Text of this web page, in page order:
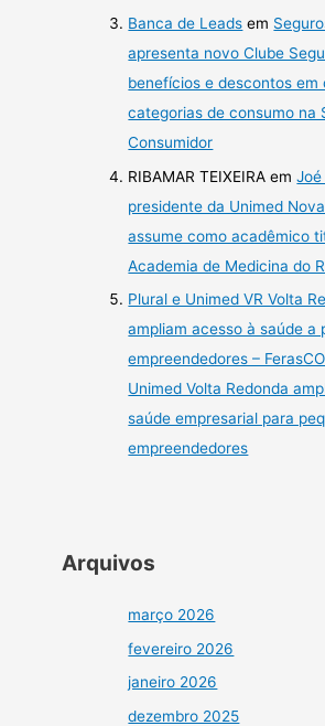
Banca de Leads em
apresenta novo Clube
benefícios e descontos em
categorias de consumo na
Consumidor
RIBAMAR TEIXEIRA emJoé
presidente da Unimed
assume como acadêmico
Academia de Medicina do
Plural e Unimed VR Volta
ampliam acesso à saúde a
empreendedores –
Unimed Volta Redonda
saúde empresarial para
empreendedores
Arquivos
março 2026
fevereiro 2026
janeiro 2026
dezembro 2025